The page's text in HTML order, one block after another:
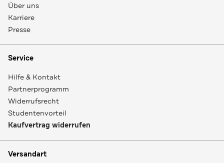
Über uns
Karriere
Presse
Service
Hilfe & Kontakt
Partnerprogramm
Widerrufsrecht
Studentenvorteil
Kaufvertrag widerrufen
Versandart